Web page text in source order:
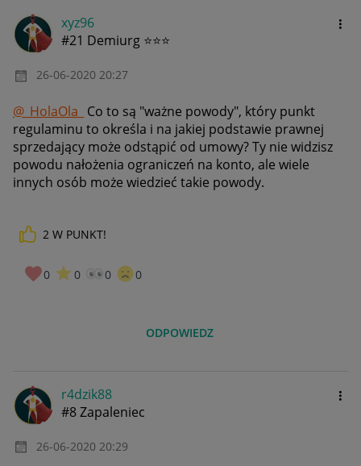
xyz96
#21 Demiurg ⭐⭐⭐
‎26-06-2020 20:27
@_HolaOla_ Co to są "ważne powody", który punkt
regulaminu to określa i na jakiej podstawie prawnej
sprzedający może odstąpić od umowy? Ty nie widzisz
powodu nałożenia ograniczeń na konto, ale wiele
innych osób może wiedzieć takie powody.
2 W PUNKT!
0 0 0 0
ODPOWIEDZ
r4dzik88
#8 Zapaleniec
‎26-06-2020 20:29